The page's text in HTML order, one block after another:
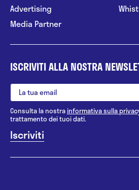
Advertising
Media Partner
ISCRIVITI ALLA NOSTRA
Consulta la nostrainformativa sulla
trattamento dei tuoi dati.